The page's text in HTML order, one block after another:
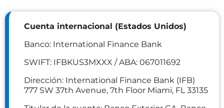
Cuenta internacional (Estados Unidos)
Banco: International Finance Bank
SWIFT: IFBKUS3MXXX / ABA: 067011692
Dirección: International Finance Bank (IFB)
777 SW 37th Avenue, 7th Floor Miami, FL 33135